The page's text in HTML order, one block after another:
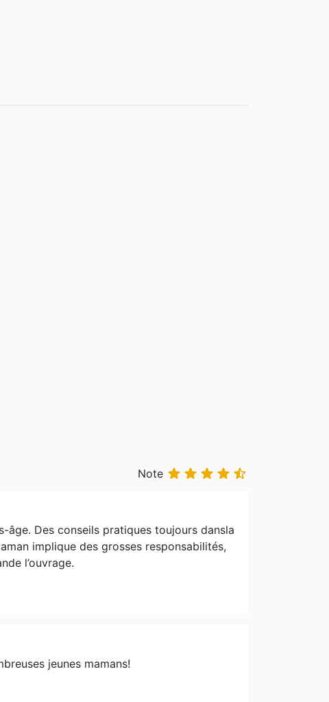
Note     
âge. Des conseils pratiques toujours dansla
implique des grosses responsabilités,
l’ouvrage.
jeunes mamans!